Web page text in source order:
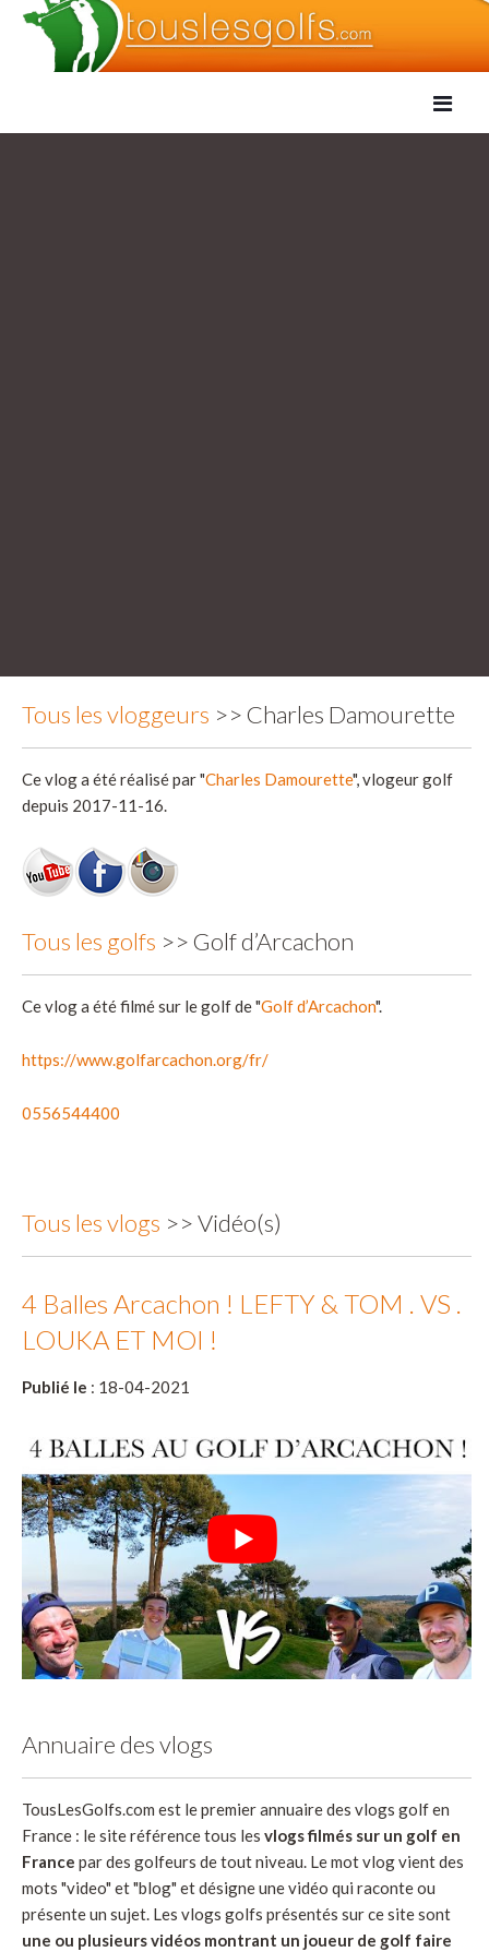
Tous les vloggeurs >> Charles Damourette
Ce vlog a été réalisé par "Charles Damourette", vlogeur golf
depuis 2017-11-16.
Tous les golfs >> Golf d’Arcachon
Ce vlog a été filmé sur le golf de "Golf d’Arcachon".
https://www.golfarcachon.org/fr/
0556544400
Tous les vlogs >> Vidéo(s)
4 Balles Arcachon ! LEFTY & TOM . VS .
LOUKA ET MOI !
Publié le : 18-04-2021
Annuaire des vlogs
TousLesGolfs.com est le premier annuaire des vlogs golf en
France : le site référence tous les vlogs filmés sur un golf en
France par des golfeurs de tout niveau. Le mot vlog vient des
mots "video" et "blog" et désigne une vidéo qui raconte ou
présente un sujet. Les vlogs golfs présentés sur ce site sont
une ou plusieurs vidéos montrant un joueur de golf faire